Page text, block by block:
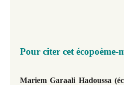
Pour citer cet
Mariem Garaali Hadoussa